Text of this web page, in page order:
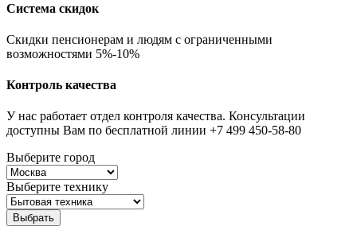
Система скидок
Скидки пенсионерам и людям с ограниченными
возможностями 5%-10%
Контроль качества
У нас работает отдел контроля качества. Консультации
доступны Вам по бесплатной линии +7 499 450-58-80
Выберите город
Выберите технику
Выбрать